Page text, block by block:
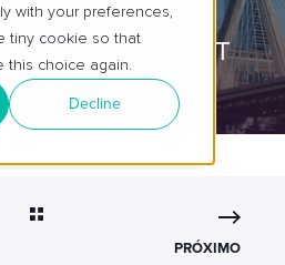
with your preferences,
tiny cookie so that
this choice again.
Decline
O NOVO
DA HUBSPOT
PRÓXIMO